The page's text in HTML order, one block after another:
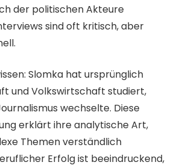
der politischen Akteure
sind oft kritisch, aber
Slomka hat ursprünglich
und Volkswirtschaft studiert,
wechselte. Diese
erklärt ihre analytische Art,
Themen verständlich
Erfolg ist beeindruckend,